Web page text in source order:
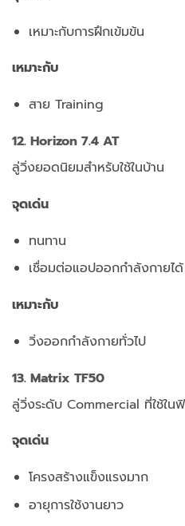
เหมาะกับการฝึกเข้มข้น
เหมาะกับ
สาย Training
12. Horizon 7.4 AT
ลู่วิ่งยอดนิยมสำหรับใช้ในบ้าน
จุดเด่น
ทนทาน
เชื่อมต่อแอปออกกำลังกายได้
เหมาะกับ
วิ่งออกกำลังกายทั่วไป
13. Matrix TF50
ลู่วิ่งระดับ Commercial ที่ใช้ใน
จุดเด่น
โครงสร้างแข็งแรงมาก
อายุการใช้งานยาว